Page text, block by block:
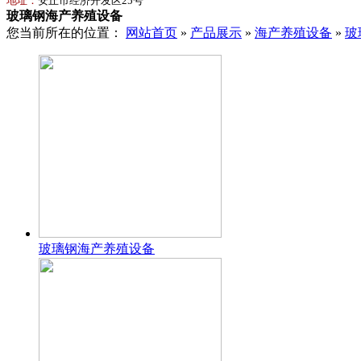
玻璃钢海产养殖设备
您当前所在的位置：
网站首页 » 产品展示 » 海产养殖设备 » 玻
玻璃钢海产养殖设备